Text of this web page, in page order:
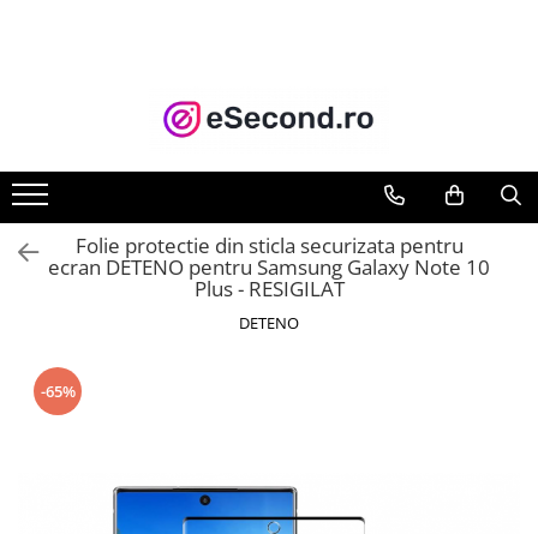
Accesorii Auto
Anvelope & Jante
Covorase auto
Echipamente pentru Atelier
Intretinere & Cosmetica auto
Reparatii si echipamente auto
Trotinete electrice
Accesorii usi
Bucatarie & Servire
Folie protectie din sticla securizata pentru
ecran DETENO pentru Samsung Galaxy Note 10
Plus - RESIGILAT
DETENO
-65%